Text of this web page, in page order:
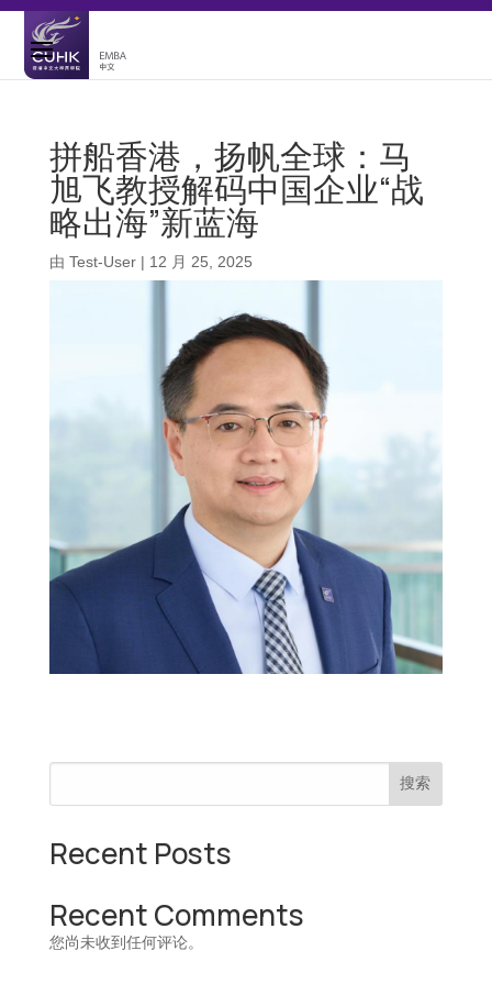
拼船香港，扬帆全球：马
旭飞教授解码中国企业“战
略出海”新蓝海
由 Test-User| 12 月 25, 2025
搜索
Recent Posts
Recent Comments
您尚未收到任何评论。